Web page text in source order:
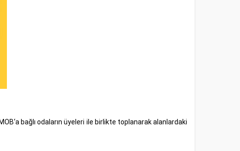
bağlı odaların üyeleri ile birlikte toplanarak alanlardaki